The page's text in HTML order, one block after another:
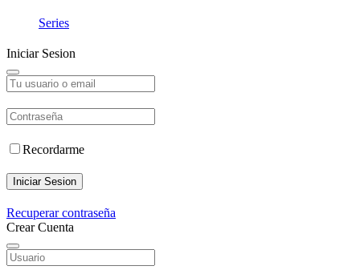
Series
Iniciar Sesion
Recordarme
Iniciar Sesion
Recuperar contraseña
Crear Cuenta